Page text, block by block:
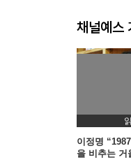
채널예스
이정명
을 비추는 거